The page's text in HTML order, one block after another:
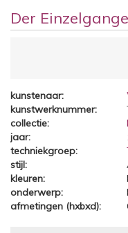
Der
kunstenaar:
kunstwerknummer:
collectie:
jaar:
techniekgroep:
stijl:
kleuren:
onderwerp:
afmetingen (hxbxd):